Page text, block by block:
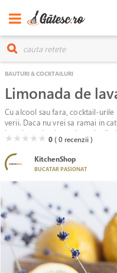
BAUTURI & COCKTAILURI
Limonada de
Cu alcool sau fara, cocktail-
verii. Daca nu vrei sa ramai in
lamaie poti sa incerci
personalitate si efervescenta.
lavanda si cocos, ce te va
( )
★( )
★( )
★( )
★( )
★ 0( 0 recenzii )
KitchenShop
BUCATAR PASIONAT